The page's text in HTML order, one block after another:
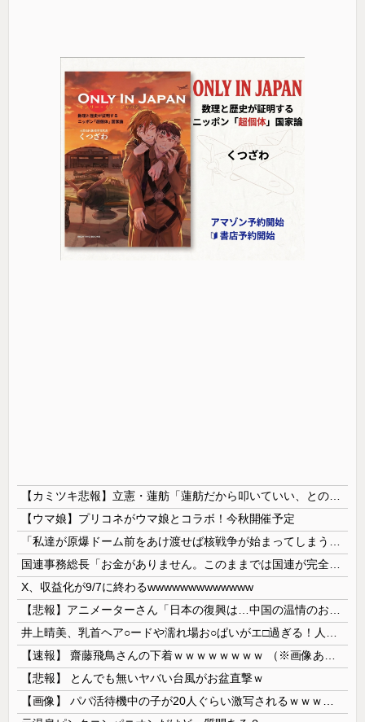
【ウマ娘】プリコネがウマ娘とコラボ！今秋開催予定
X、収益化が9/7に終わるwwwwwwwwwwwww
【悲報】 とんでも無いヤバい台風がお盆直撃ｗ